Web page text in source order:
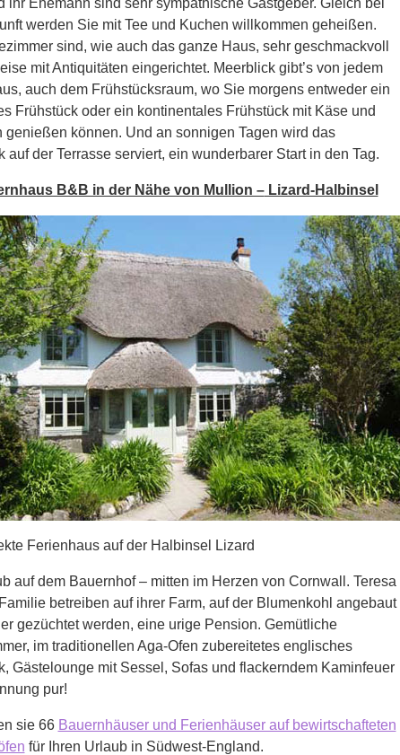
werden Sie mit Tee und Kuchen willkommen geheißen.
sind, wie auch das ganze Haus, sehr geschmackvoll
mit Antiquitäten eingerichtet. Meerblick gibt’s von jedem
auch dem Frühstücksraum, wo Sie morgens entweder ein
Frühstück oder ein kontinentales Frühstück mit Käse und
genießen können. Und an sonnigen Tagen wird das
auf der Terrasse serviert, ein wunderbarer Start in den Tag.
B&B in der Nähe von Mullion –Lizard-Halbinsel
Ferienhaus auf der Halbinsel Lizard
auf dem Bauernhof – mitten im Herzen von Cornwall. Teresa
betreiben auf ihrer Farm, auf der Blumenkohl angebaut
gezüchtet werden, eine urige Pension. Gemütliche
im traditionellen Aga-Ofen zubereitetes englisches
Gästelounge mit Sessel, Sofas und flackerndem Kaminfeuer
pur!
sie 66 Bauernhäuser und Ferienhäuser auf bewirtschafteten
für Ihren Urlaub in Südwest-England.